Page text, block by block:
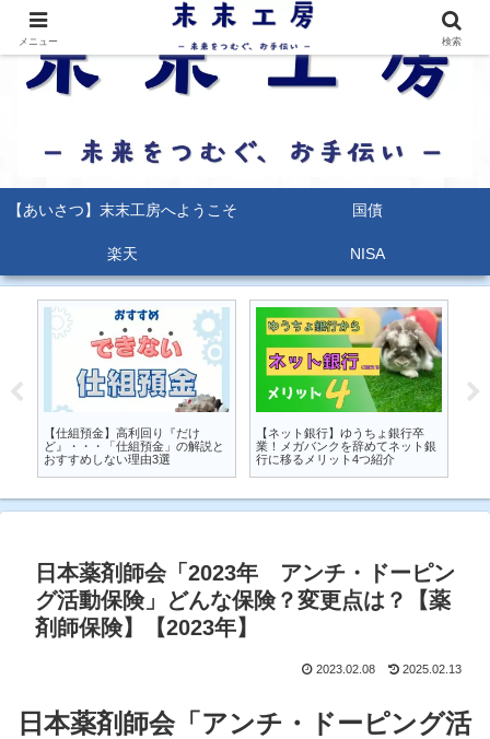
【あいさつ】末末工房へようこそ 国債
楽天 NISA
【仕組預金】高利回り『だけ
ど』・・・「仕組預金」の解説と
おすすめしない理由3選
【ネット銀行】ゆうちょ銀行卒
業！メガバンクを辞めてネット銀
行に移るメリット4つ紹介
日本薬剤師会「2023年 アンチ・ドーピン
グ活動保険」どんな保険？変更点は？【薬
剤師保険】【2023年】
2023.02.08 2025.02.13
日本薬剤師会「アンチ・ドーピング活
メニュー 検索